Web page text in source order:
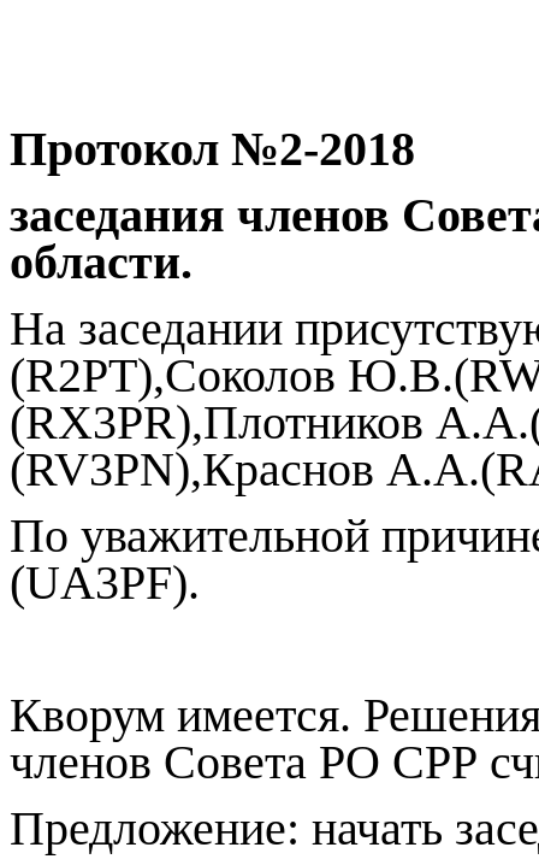
Протокол №2-2018
заседания членов
области.
На заседании
(R2PT),Соколов Ю.В.(
(RX3PR),Плотников
(RV3PN),Краснов А.А.(
По уважительной
(UA3PF).
Кворум имеется.
членов Совета РО СРР
Предложение: начать